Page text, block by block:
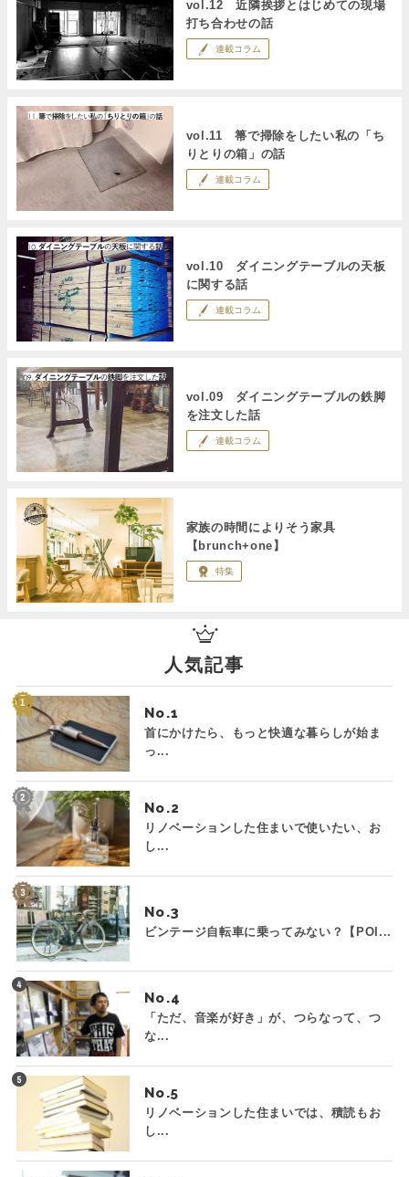
vol.12 近隣挨拶とはじめての現場
打ち合わせの話
連載コラム
vol.11 箒で掃除をしたい私の「ち
りとりの箱」の話
連載コラム
vol.10 ダイニングテーブルの天板
に関する話
連載コラム
vol.09 ダイニングテーブルの鉄脚
を注文した話
連載コラム
家族の時間によりそう家具
【brunch+one】
特集
人気記事
No.
首にかけたら、もっと快適な暮らしが始ま
っ...
No.
リノベーションした住まいで使いたい、お
し...
No.
ビンテージ自転車に乗ってみない？【POI...
No.
「ただ、音楽が好き」が、つらなって、つ
な...
No.
リノベーションした住まいでは、積読もお
し...